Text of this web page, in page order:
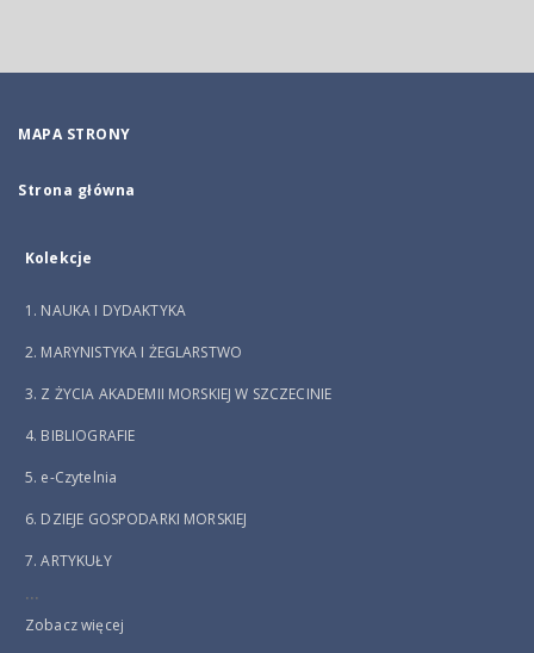
MAPA STRONY
Strona główna
Kolekcje
1. NAUKA I DYDAKTYKA
2. MARYNISTYKA I ŻEGLARSTWO
3. Z ŻYCIA AKADEMII MORSKIEJ W SZCZECINIE
4. BIBLIOGRAFIE
5. e-Czytelnia
6. DZIEJE GOSPODARKI MORSKIEJ
7. ARTYKUŁY
...
Zobacz więcej